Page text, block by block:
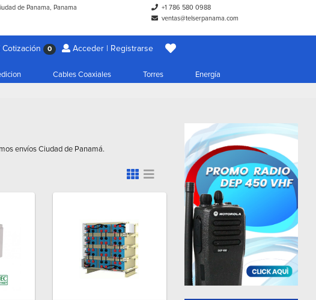
de Panama, Panama
+1 786 580 0988
ventas@telserpanama.com
Cotización 0 Acceder | Registrarse
Cables Coaxiales Torres Energía
envíos Ciudad de Panamá.